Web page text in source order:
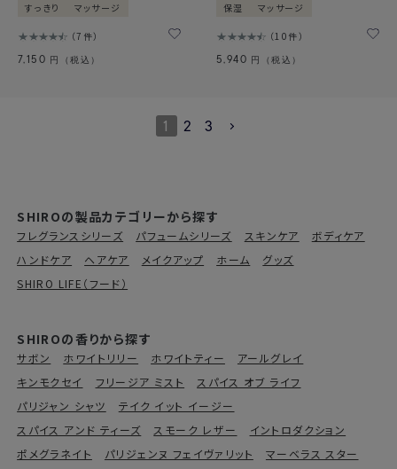
すっきり マッサージ
7件
7,150 円（税込）
保湿 マッサージ
10件
5,940 円（税込）
1 2 3
SHIROの製品カテゴリーから探す
フレグランスシリーズ パフュームシリーズ スキンケア
ボディケア
ハンドケア
ヘアケア メイクアップ ホーム
グッズ
SHIRO LIFE（フード）
SHIROの香りから探す
サボン ホワイトリリー ホワイトティー
アールグレイ
キンモクセイ
フリージア ミスト
スパイス オブ ライフ
パリジャン シャツ
テイク イット イージー
スパイス アンド ティーズ
スモーク レザー
イントロダクション
ポメグラネイト
パリジェンヌ フェイヴァリット
マーベラス スター